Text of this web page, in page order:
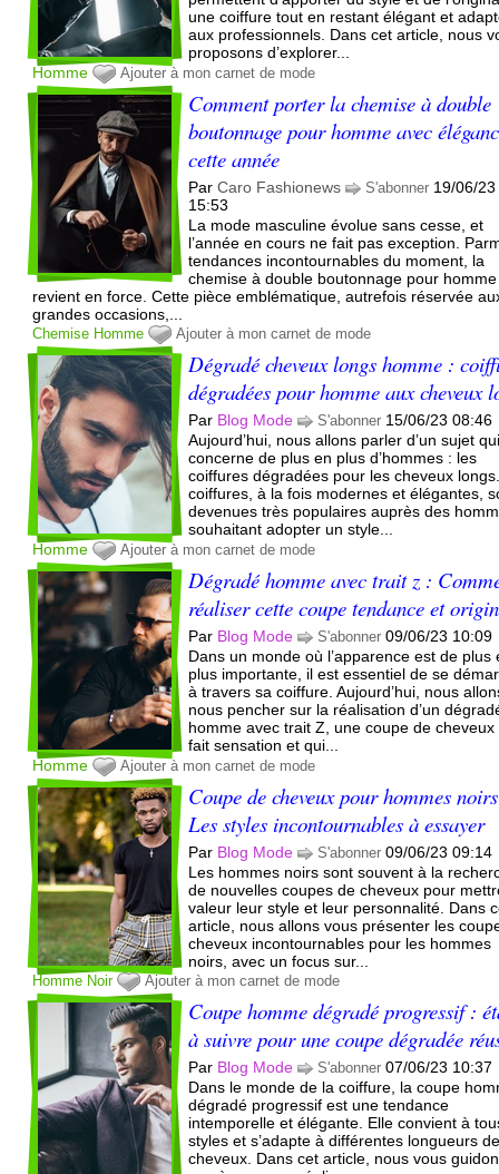
une coiffure tout en restant élégant et
aux professionnels. Dans cet article, nous
proposons d’explorer...
Homme
Ajouter à mon carnet de mode
Comment porter la chemise à double
boutonnage pour homme avec
cette année
ParCaro Fashionews S'abonner 19/06/23
15:53
La mode masculine évolue sans cesse, et
l’année en cours ne fait pas exception.
tendances incontournables du moment, la
chemise à double boutonnage pour homme
revient en force. Cette pièce emblématique, autrefois réservée
grandes occasions,...
Chemise Homme Ajouter à mon carnet de mode
Dégradé cheveux longs homme :
dégradées pour homme aux cheveux
Par Blog Mode S'abonner 15/06/23 08:46
Aujourd’hui, nous allons parler d’un sujet
concerne de plus en plus d’hommes : les
coiffures dégradées pour les cheveux
coiffures, à la fois modernes et élégantes,
devenues très populaires auprès des
souhaitant adopter un style...
Homme
Ajouter à mon carnet de mode
Dégradé homme avec trait z :
réaliser cette coupe tendance et
Par Blog Mode S'abonner 09/06/23 10:09
Dans un monde où l’apparence est de plus
plus importante, il est essentiel de se
à travers sa coiffure. Aujourd’hui, nous
nous pencher sur la réalisation d’un
homme avec trait Z, une coupe de cheveux
fait sensation et qui...
Homme
Ajouter à mon carnet de mode
Coupe de cheveux pour hommes
Les styles incontournables à essayer
Par Blog Mode S'abonner 09/06/23 09:14
Les hommes noirs sont souvent à la
de nouvelles coupes de cheveux pour
valeur leur style et leur personnalité. Dans
article, nous allons vous présenter les
cheveux incontournables pour les hommes
noirs, avec un focus sur...
Homme Noir Ajouter à mon carnet de mode
Coupe homme dégradé progressif :
à suivre pour une coupe dégradée
Par Blog Mode S'abonner 07/06/23 10:37
Dans le monde de la coiffure, la coupe
dégradé progressif est une tendance
intemporelle et élégante. Elle convient à
styles et s’adapte à différentes longueurs
cheveux. Dans cet article, nous vous